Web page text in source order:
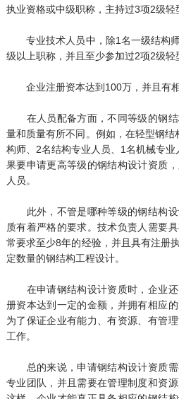
执业资格或中级职称，主持过3项2级轻
专业技术人员中，除1名一级结构师
级以上职称，并且至少参加过2项2级轻
企业注册资本达到100万，并且有相
在人员配备方面，不同等级的钢结
量和质量有所不同。例如，在轻型钢
构师、2名结构专业人员、1名机械专
果要申请更高等级的钢结构设计资质
人员。
此外，不管是哪种等级的钢结构设
质有着严格的要求。技术负责人需要
常要求至少8年的经验，并且具有注册
定数量的钢结构工程设计。
在申请钢结构设计资质时，企业还
册资本达到一定的金额，并拥有相应
为了保证企业有能力、有资源、有管
工作。
总的来说，申请钢结构设计资质需
专业团队，并且需要在管理制度和资